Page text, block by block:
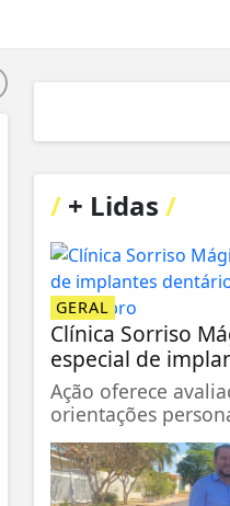
/+ Lidas /
GERAL
Clínica Sorriso
especial de
Ação oferece
orientações